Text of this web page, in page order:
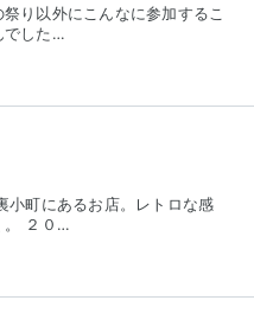
り以外にこんなに参加するこ
でした…
小町にあるお店。レトロな感
。 ２０…